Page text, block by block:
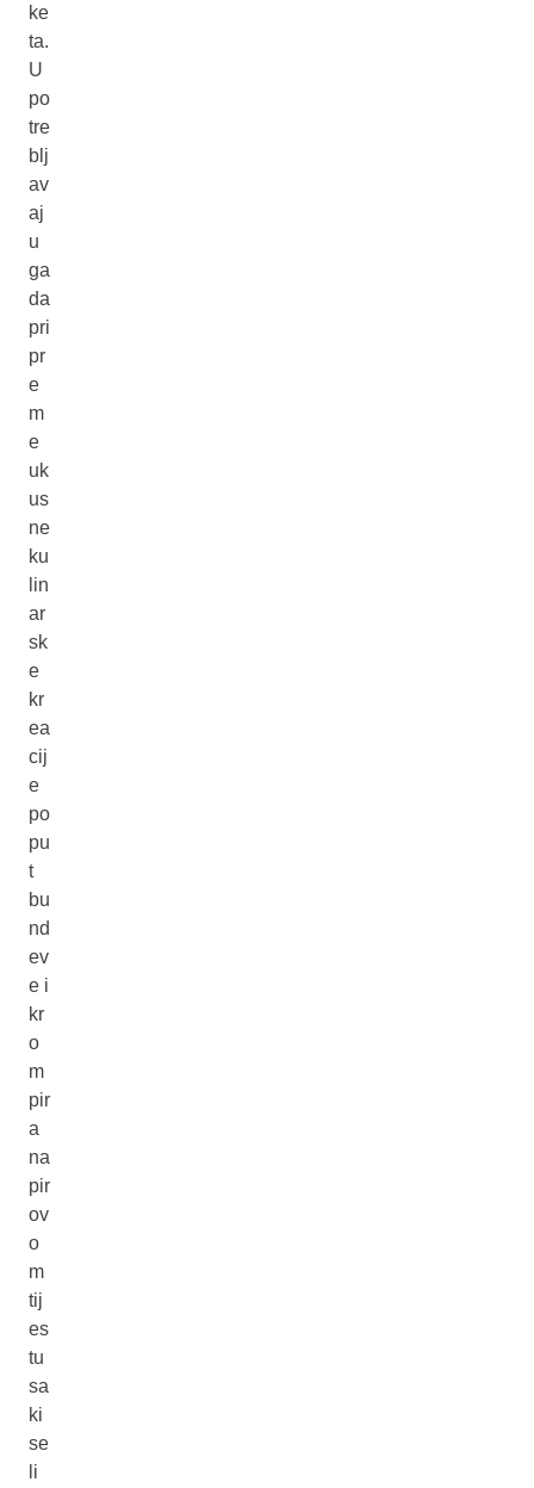
ke
ta.
U
po
tre
blj
av
aj
u
ga
da
pri
pr
e
m
e
uk
us
ne
ku
lin
ar
sk
e
kr
ea
cij
e
po
pu
t
bu
nd
ev
e i
kr
o
m
pir
a
na
pir
ov
o
m
tij
es
tu
sa
ki
se
li